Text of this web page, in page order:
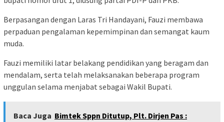
Berpasangan dengan Laras Tri Handayani, Fauzi membawa
perpaduan pengalaman kepemimpinan dan semangat kaum
muda.
Fauzi memiliki latar belakang pendidikan yang beragam dan
mendalam, serta telah melaksanakan beberapa program
unggulan selama menjabat sebagai Wakil Bupati.
Baca Juga Bimtek Sppn Ditutup, Plt. Dirjen Pas :